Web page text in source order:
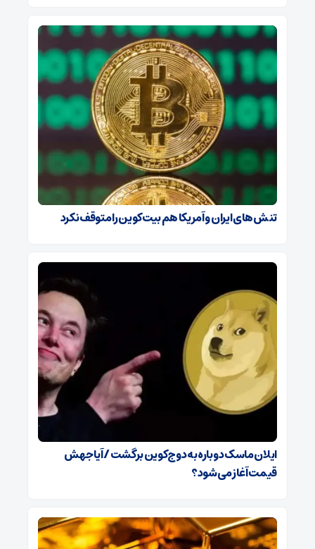
تنش‌های ایران و آمریکا هم بیت‌کوین را متوقف نکرد
ایلان ماسک دوباره به دوج‌کوین برگشت / آیا جهش
قیمت آغاز می‌شود؟